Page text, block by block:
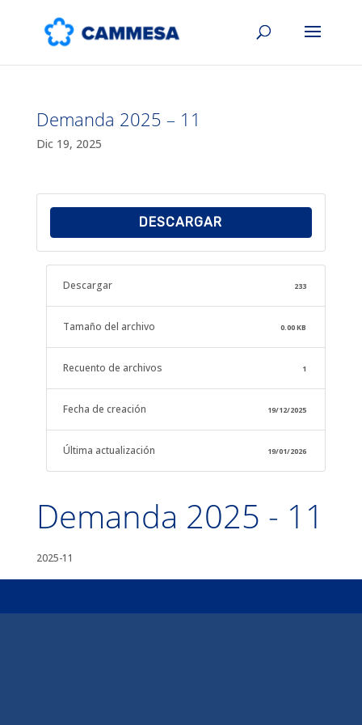
Demanda 2025 – 11
Dic 19, 2025
DESCARGAR
Descargar 233
Tamaño del archivo 0.00 KB
Recuento de archivos 1
Fecha de creación 19/12/2025
Última actualización 19/01/2026
Demanda 2025 - 11
2025-11